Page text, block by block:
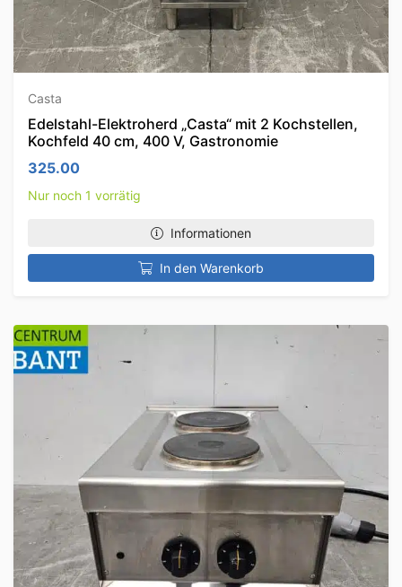
Casta
Edelstahl-Elektroherd „Casta“ mit 2 Kochstellen,
Kochfeld 40 cm, 400 V, Gastronomie
325.00
Nur noch 1 vorrätig
Informationen
In den Warenkorb